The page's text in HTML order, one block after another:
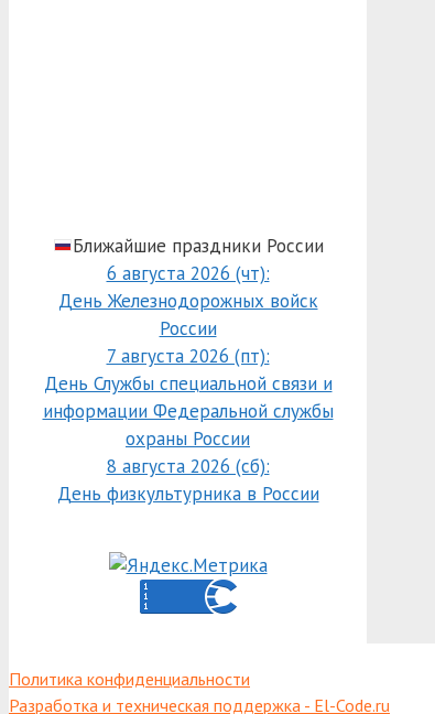
Ближайшие праздники России
6 августа 2026 (чт):
День Железнодорожных войск
России
7 августа 2026 (пт):
День Службы специальной связи и
информации Федеральной службы
охраны России
8 августа 2026 (сб):
День физкультурника в России
Политика конфиденциальности
Разработка и техническая поддержка - El-Code.ru